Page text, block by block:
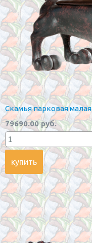
Скамья парковая малая
79690.00 руб.